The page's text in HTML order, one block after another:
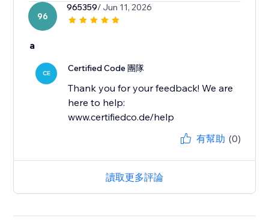
96
965359/ Jun 11, 2026
a
CE Certified Code 團隊
Thank you for your feedback! We are
here to help:
www.certifiedco.de/help
有幫助 (0)
讀取更多評論